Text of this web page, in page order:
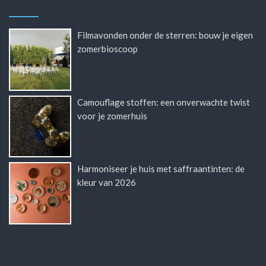
Filmavonden onder de sterren: bouw je eigen
zomerbioscoop
Camouflage stoffen: een onverwachte twist
voor je zomerhuis
Harmoniseer je huis met saffraantinten: de
kleur van 2026